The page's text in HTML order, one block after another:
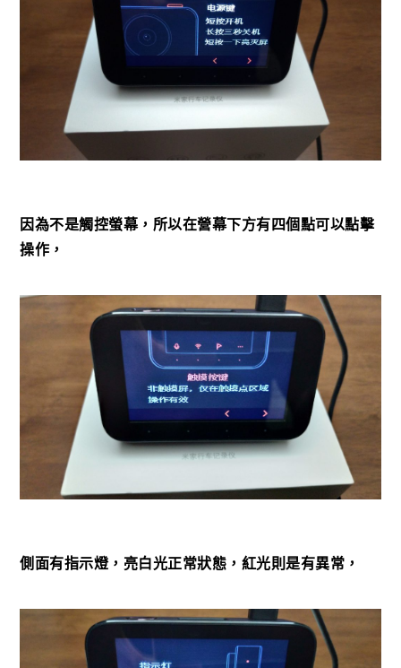
因為不是觸控螢幕，所以在營幕下方有四個點可以點擊
操作，
側面有指示燈，亮白光正常狀態，紅光則是有異常，